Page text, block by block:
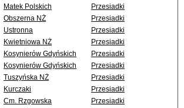
Matek Polskich
Przesiadki
Obszerna NŻ
Przesiadki
Ustronna
Przesiadki
Kwietniowa NŻ
Przesiadki
Kosynierów Gdyńskich
Przesiadki
Kosynierów Gdyńskich
Przesiadki
Tuszyńska NŻ
Przesiadki
Kurczaki
Przesiadki
Cm. Rzgowska
Przesiadki